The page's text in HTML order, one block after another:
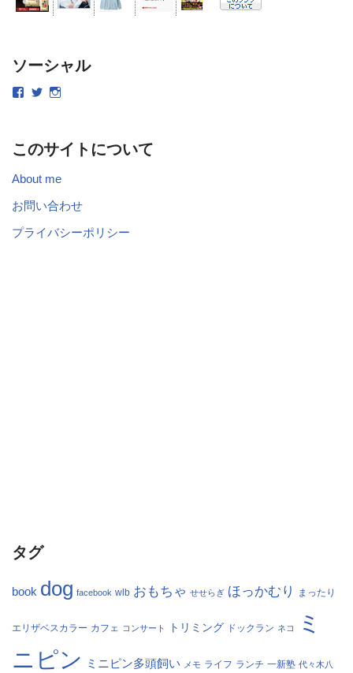
ソーシャル
このサイトについて
About me
お問い合わせ
プライバシーポリシー
タグ
book dog facebook wlb おもちゃ せせらぎ ほっかむり まったり
エリザベスカラー カフェ コンサート トリミング ドックラン ネコ
ミ
ニピン
ミニピン多頭飼い メモ ライフ ランチ 一新塾 代々木八